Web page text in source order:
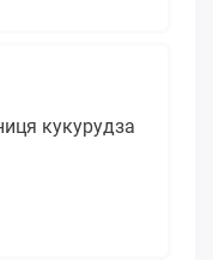
кукурудза